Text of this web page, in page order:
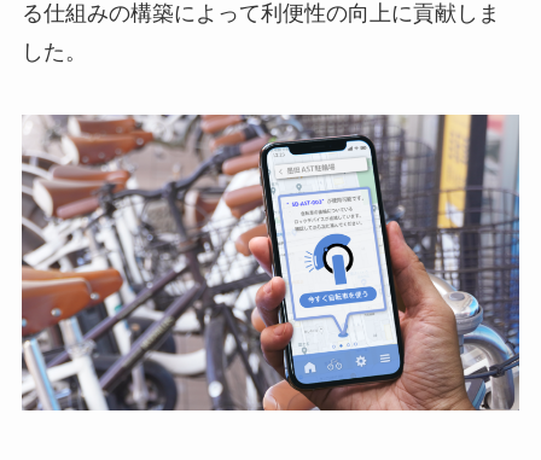
る仕組みの構築によって利便性の向上に貢献しま
した。